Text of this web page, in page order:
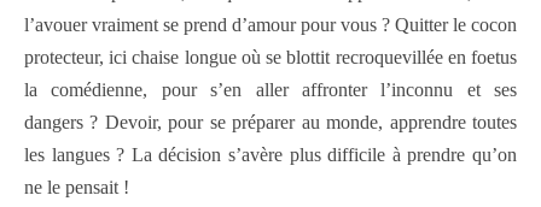
l’avouer vraiment se prend d’amour pour vous ? Quitter le cocon
protecteur, ici chaise longue où se blottit recroquevillée en foetus
la comédienne, pour s’en aller affronter l’inconnu et ses
dangers ? Devoir, pour se préparer au monde, apprendre toutes
les langues ? La décision s’avère plus difficile à prendre qu’on
ne le pensait !